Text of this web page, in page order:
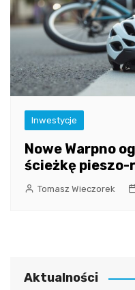
Inwestycje
Nowe Warpno
ścieżkę pieszo-
Tomasz Wieczorek
Aktualności